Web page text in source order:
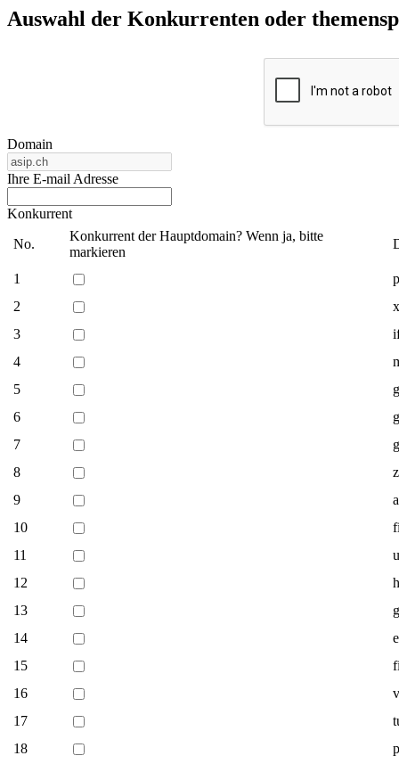
Auswahl der Konkurrenten oder
Domain
Ihre E-mail Adresse
Konkurrent
No.
Konkurrent der Hauptdomain? Wenn ja, bitte
markieren
1
2
3
4
5
6
7
8
9
10
11
12
13
14
15
16
17
18